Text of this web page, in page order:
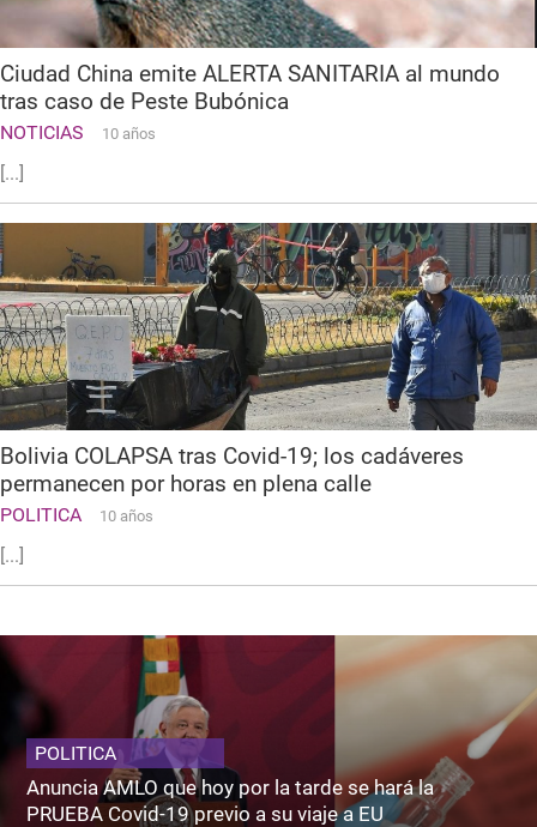
Ciudad China emite ALERTA SANITARIA al mundo
tras caso de Peste Bubónica
NOTICIAS 10 años
[...]
Bolivia COLAPSA tras Covid-19; los cadáveres
permanecen por horas en plena calle
POLITICA 10 años
[...]
POLITICA
Anuncia AMLO que hoy por la tarde se hará la
PRUEBA Covid-19 previo a su viaje a EU